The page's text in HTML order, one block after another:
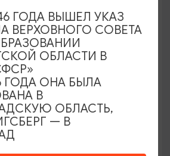
областной театр юного
ГОДА ВЫШЕЛ УКАЗ
ВЕРХОВНОГО СОВЕТА
ОБЛАСТИ В
ГОДА ОНА БЫЛА
В
ОБЛАСТЬ,
— В